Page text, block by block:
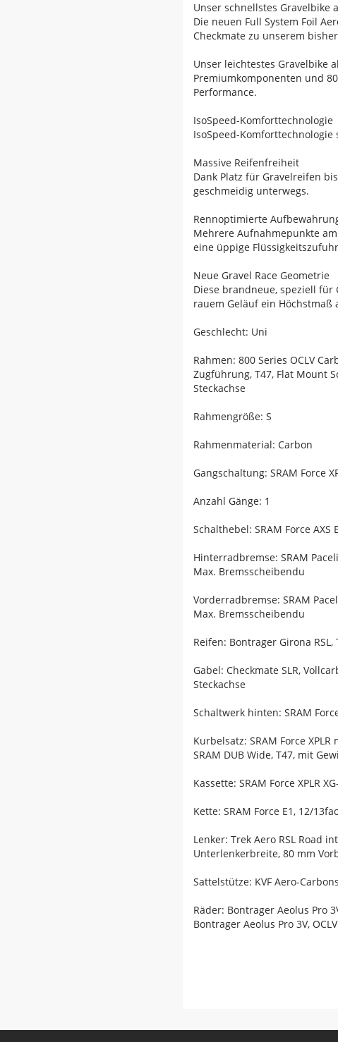
Unser schnellstes Gravelbike
Die neuen Full System Foil
Checkmate zu unserem
Unser leichtestes Gravelbike
Premiumkomponenten und
Performance.
IsoSpeed-Komforttechnologie
IsoSpeed-
Massive Reifenfreiheit
Dank Platz für Gravelreifen
geschmeidig unterwegs.
Rennoptimierte
Mehrere Aufnahmepunkte
eine üppige
Neue Gravel Race Geometrie
Diese brandneue, speziell
rauem Geläuf ein Höchstmaß
Geschlecht: Uni
Rahmen: 800 Series OCLV
Zugführung, T47, Flat Mount
Steckachse
Rahmengröße: S
Rahmenmaterial: Carbon
Gangschaltung: SRAM Force
Anzahl Gänge: 1
Schalthebel: SRAM Force AXS
Hinterradbremse: SRAM
Max. Bremsscheibendu
Vorderradbremse: SRAM
Max. Bremsscheibendu
Reifen: Bontrager Girona
Gabel: Checkmate SLR,
Steckachse
Schaltwerk hinten: SRAM
Kurbelsatz: SRAM Force
SRAM DUB Wide, T47, mit
Kassette: SRAM Force XPLR
Kette: SRAM Force E1, 12/
Lenker: Trek Aero RSL Road
Unterlenkerbreite, 80 mm
Sattelstütze: KVF Aero-
Räder: Bontrager Aeolus Pro
Bontrager Aeolus Pro 3V,